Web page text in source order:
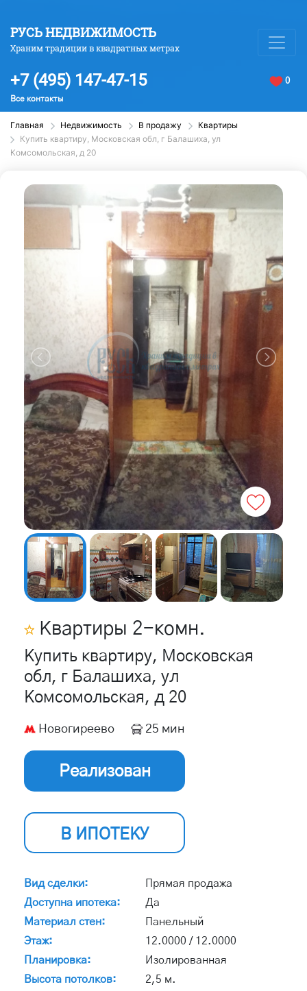
РУСЬ НЕДВИЖИМОСТЬ
Храним традиции в квадратных метрах
+7 (495) 147-47-15
Все контакты
0
Главная Недвижимость В продажу
Квартиры
Купить квартиру, Московская обл, г Балашиха, ул
Комсомольская, д 20
Квартиры 2-комн.
Купить квартиру, Московская
обл, г Балашиха, ул
Комсомольская, д 20
Новогиреево 25 мин
Реализован
В ИПОТЕКУ
Вид сделки:
Прямая продажа
Доступна ипотека:
Да
Материал стен:
Панельный
Этаж:
12.0000 / 12.0000
Планировка:
Изолированная
Высота потолков:
2,5 м.